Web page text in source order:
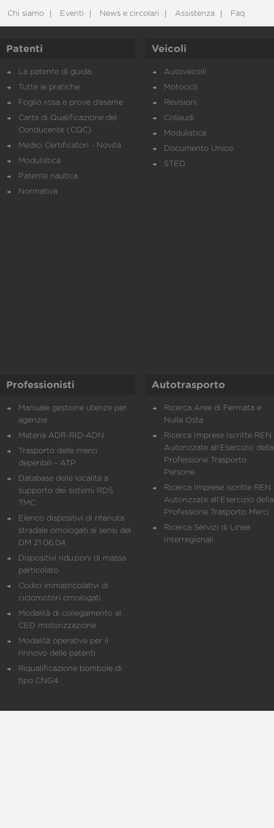
Chi siamo Eventi News e circolari Assistenza Faq
Patenti
La patente di guida
Tutte le pratiche
Foglio rosa e prove d’esame
Carta di Qualificazione del
Conducente (CQC)
Medici Certificatori - Novità
Modulistica
Patente nautica
Normativa
Veicoli
Autoveicoli
Motocicli
Revisioni
Collaudi
Modulistica
Documento Unico
STED
Professionisti
Manuale gestione utenze per
agenzie
Materia ADR-RID-ADN
Trasporto delle merci
deperibili - ATP
Database delle località a
supporto dei sistemi RDS
TMC
Elenco dispositivi di ritenuta
stradale omologati ai sensi del
DM 21.06.04
Dispositivi riduzioni di massa
particolato
Codici immatricolativi di
ciclomotori omologati
Modalità di collegamento al
CED motorizzazione
Modalità operative per il
rinnovo delle patenti
Riqualificazione bombole di
tipo CNG4
Autotrasporto
Ricerca Aree di Fermata e
Nulla Osta
Ricerca Imprese Iscritte REN
Autorizzate all'Esercizio della
Professione Trasporto
Persone
Ricerca Imprese iscritte REN
Autorizzate all'Esercizio della
Professione Trasporto Merci
Ricerca Servizi di Linea
Interregionali